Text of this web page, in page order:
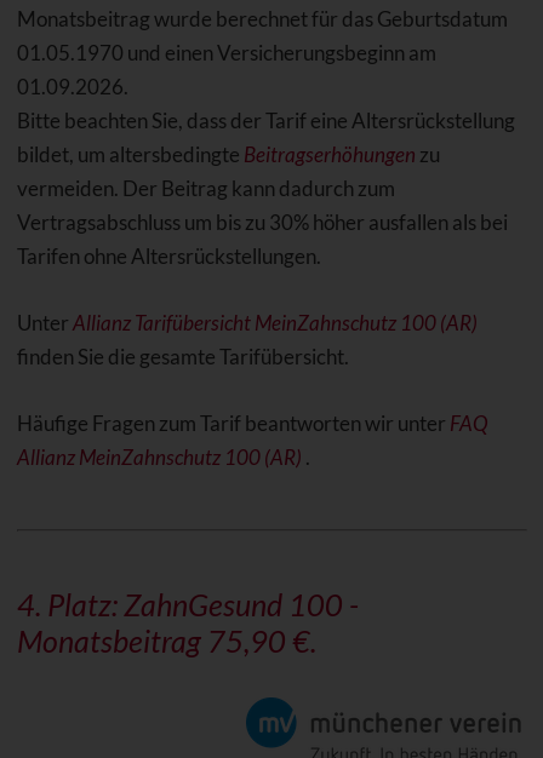
Monatsbeitrag wurde berechnet für das Geburtsdatum
01.05.1970 und einen Versicherungsbeginn am
01.09.2026.
Bitte beachten Sie, dass der Tarif eine Altersrückstellung
bildet, um altersbedingte Beitragserhöhungen zu
vermeiden. Der Beitrag kann dadurch zum
Vertragsabschluss um bis zu 30% höher ausfallen als bei
Tarifen ohne Altersrückstellungen.
UnterAllianz Tarifübersicht MeinZahnschutz 100 (AR)
finden Sie die gesamte Tarifübersicht.
Häufige Fragen zum Tarif beantworten wir unter FAQ
Allianz MeinZahnschutz 100 (AR) .
4. Platz: ZahnGesund 100 -
Monatsbeitrag 75,90 €.